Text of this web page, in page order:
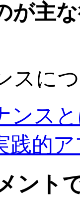
が主
スに
ンス
践的
ント